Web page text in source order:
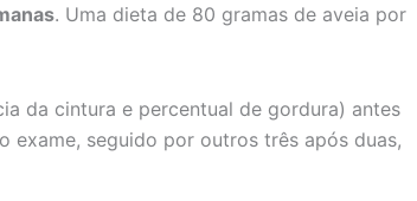
. Uma dieta de 80 gramas de aveia por
da cintura e percentual de gordura) antes
exame, seguido por outros três após duas,